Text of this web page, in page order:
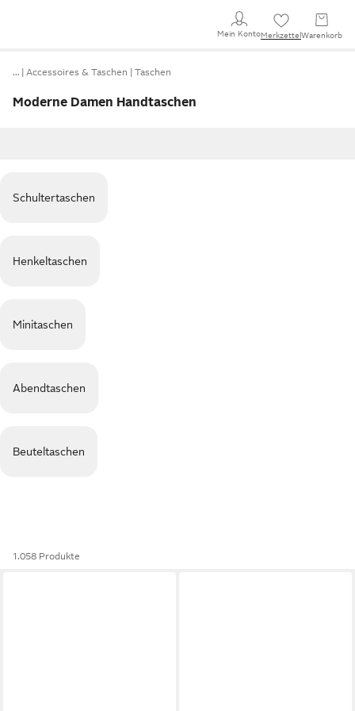
Mein KontoMerkzettel Warenkorb
… Accessoires & Taschen Taschen
Moderne Damen Handtaschen
Schultertaschen
Henkeltaschen
Minitaschen
Abendtaschen
Beuteltaschen
1.058 Produkte